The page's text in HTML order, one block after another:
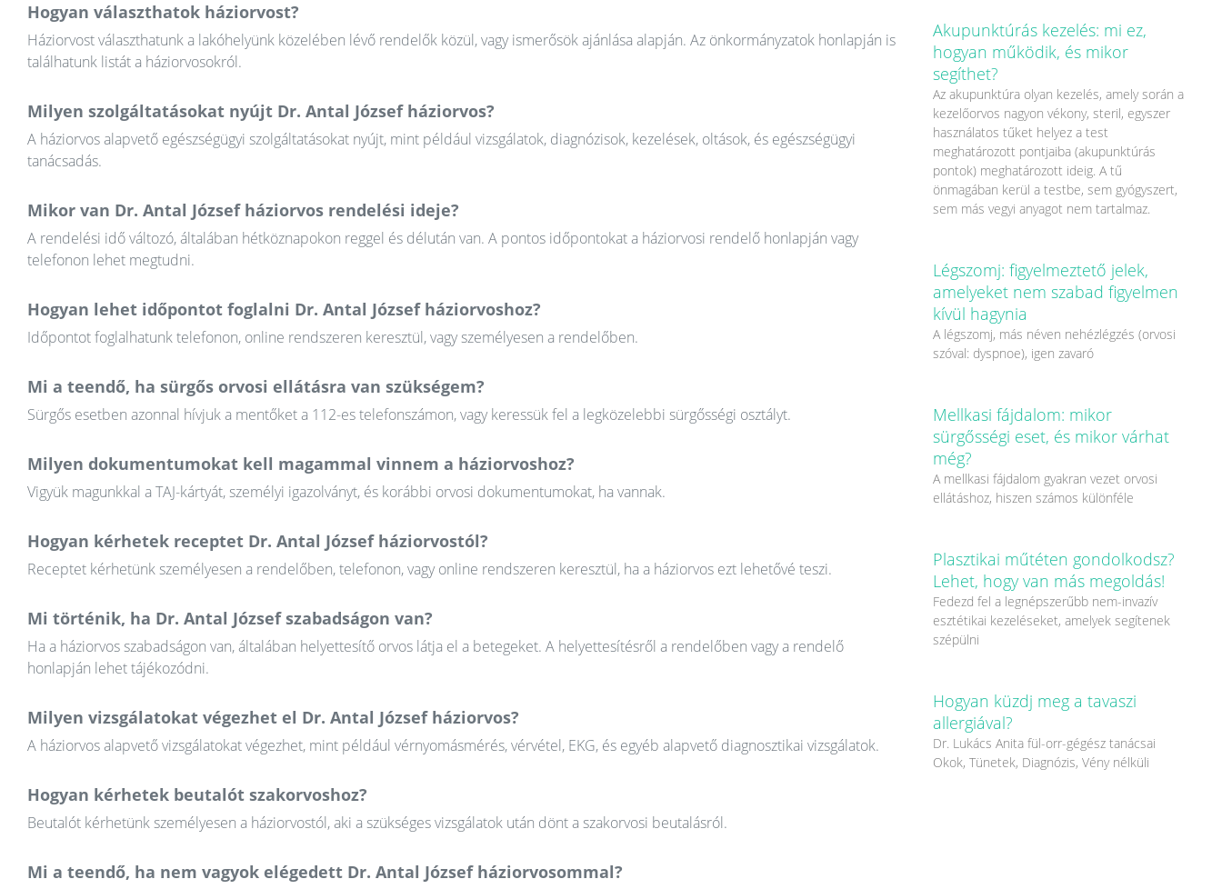
Hogyan választhatok háziorvost?
Háziorvost választhatunk a lakóhelyünk közelében lévő rendelők közül, vagy ismerősök ajánlása alapján. Az önkormányzatok honlapján is
találhatunk listát a háziorvosokról.
Milyen szolgáltatásokat nyújt Dr. Antal József háziorvos?
A háziorvos alapvető egészségügyi szolgáltatásokat nyújt, mint például vizsgálatok, diagnózisok, kezelések, oltások, és egészségügyi
tanácsadás.
Mikor van Dr. Antal József háziorvos rendelési ideje?
A rendelési idő változó, általában hétköznapokon reggel és délután van. A pontos időpontokat a háziorvosi rendelő honlapján vagy
telefonon lehet megtudni.
Hogyan lehet időpontot foglalni Dr. Antal József háziorvoshoz?
Időpontot foglalhatunk telefonon, online rendszeren keresztül, vagy személyesen a rendelőben.
Mi a teendő, ha sürgős orvosi ellátásra van szükségem?
Sürgős esetben azonnal hívjuk a mentőket a 112-es telefonszámon, vagy keressük fel a legközelebbi sürgősségi osztályt.
Milyen dokumentumokat kell magammal vinnem a háziorvoshoz?
Vigyük magunkkal a TAJ-kártyát, személyi igazolványt, és korábbi orvosi dokumentumokat, ha vannak.
Hogyan kérhetek receptet Dr. Antal József háziorvostól?
Receptet kérhetünk személyesen a rendelőben, telefonon, vagy online rendszeren keresztül, ha a háziorvos ezt lehetővé teszi.
Mi történik, ha Dr. Antal József szabadságon van?
Ha a háziorvos szabadságon van, általában helyettesítő orvos látja el a betegeket. A helyettesítésről a rendelőben vagy a rendelő
honlapján lehet tájékozódni.
Milyen vizsgálatokat végezhet el Dr. Antal József háziorvos?
A háziorvos alapvető vizsgálatokat végezhet, mint például vérnyomásmérés, vérvétel, EKG, és egyéb alapvető diagnosztikai vizsgálatok.
Hogyan kérhetek beutalót szakorvoshoz?
Beutalót kérhetünk személyesen a háziorvostól, aki a szükséges vizsgálatok után dönt a szakorvosi beutalásról.
Mi a teendő, ha nem vagyok elégedett Dr. Antal József háziorvosommal?
Akupunktúrás kezelés: mi ez,
hogyan működik, és mikor
segíthet?
Az akupunktúra olyan kezelés, amely során a
kezelőorvos nagyon vékony, steril, egyszer
használatos tűket helyez a test
meghatározott pontjaiba (akupunktúrás
pontok) meghatározott ideig. A tű
önmagában kerül a testbe, sem gyógyszert,
sem más vegyi anyagot nem tartalmaz.
Légszomj: figyelmeztető jelek,
amelyeket nem szabad figyelmen
kívül hagynia
A légszomj, más néven nehézlégzés (orvosi
szóval: dyspnoe), igen zavaró
Mellkasi fájdalom: mikor
sürgősségi eset, és mikor várhat
még?
A mellkasi fájdalom gyakran vezet orvosi
ellátáshoz, hiszen számos különféle
Plasztikai műtéten gondolkodsz?
Lehet, hogy van más megoldás!
Fedezd fel a legnépszerűbb nem-invazív
esztétikai kezeléseket, amelyek segítenek
szépülni
Hogyan küzdj meg a tavaszi
allergiával?
Dr. Lukács Anita fül-orr-gégész tanácsai
Okok, Tünetek, Diagnózis, Vény nélküli